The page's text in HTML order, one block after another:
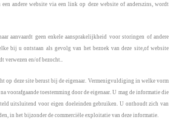
een andere website via een link op deze website of anderszins, wordt
aanvaardt geen enkele aansprakelijkheid voor storingen of andere
bij u ontstaan als gevolg van het bezoek van deze site,of website
verwezen en/of bezocht..
op deze site berust bij de eigenaar. Vermenigvuldiging in welke vorm
voorafgaande toestemming door de eigenaar. U mag de informatie die
uitsluitend voor eigen doeleinden gebruiken. U onthoudt zich van
in het bijzonder de commerciële exploitatie van deze informatie.